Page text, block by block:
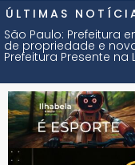
ÚLTIMAS
São Paulo: Prefeitura
de propriedade e
Prefeitura Presente na